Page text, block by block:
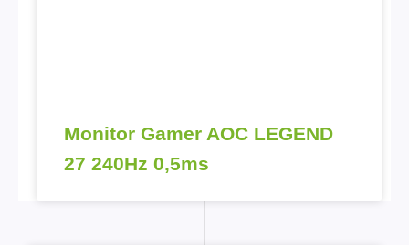
Monitor Gamer AOC LEGEND
27 240Hz 0,5ms